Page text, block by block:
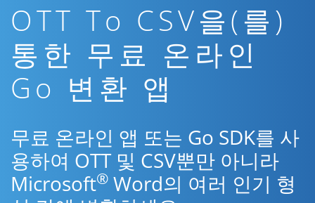
OTT To CSV을(를)
통한 무료 온라인
Go 변환 앱
무료 온라인 앱 또는 Go SDK를 사
용하여 OTT 및 CSV뿐만 아니라
Microsoft® Word의 여러 인기 형